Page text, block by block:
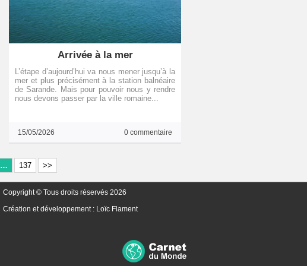
Arrivée à la mer
L’étape d’aujourd’hui va nous mener jusqu’à la
mer et plus précisément à la station balnéaire
de Sarande. Mais pour pouvoir nous y rendre
nous devons passer par la ville romaine...
15/05/2026 0 commentaire
… 137 >>
Copyright © Tous droits réservés 2026
Création et développement : Loïc Flament